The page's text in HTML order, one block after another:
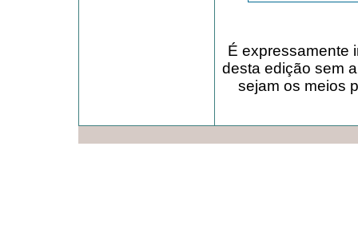
É expressamente
desta edição sem
sejam os meios